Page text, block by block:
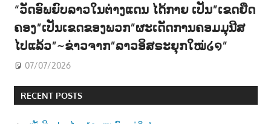
“ວັດອົພຍົບລາວໃນຕ່າງແດນ ໄດ້ກາຍ ເປັນ”ເຂດຍືດ
ຄອງ”ເປັນເຂດຂອງພວກ”ຜະເດັດການຄອມມຸນີສ
ໄປແລ້ວ”~ຂ່າວຈາກ”ລາວອິສຣະຍຸກໃໝ່໒໑”
07/07/2026
RECENT POSTS